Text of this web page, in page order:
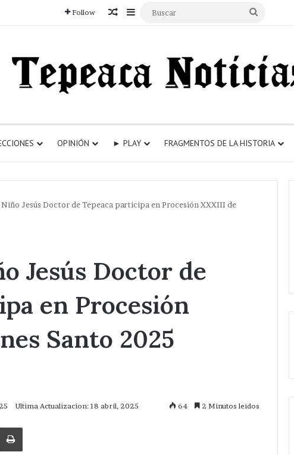
Follow Articulo aleatorio
Sidebar
OPINIÓN ► PLAY FRAGMENTOS DE LA HISTORIA
Jesús Doctor de Tepeaca participa en Procesión XXXIII de
Jesús Doctor de
en Procesión
Santo 2025
Ultima Actualizacion: 18 abril, 2025 64 2 Minutos leidos
via CorreoImprimir